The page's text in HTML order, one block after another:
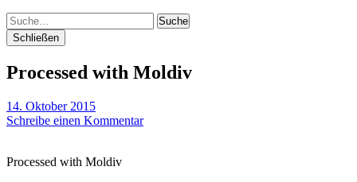
Suche
Schließen
Processed with Moldiv
14. Oktober 2015
Schreibe einen Kommentar
Processed with Moldiv